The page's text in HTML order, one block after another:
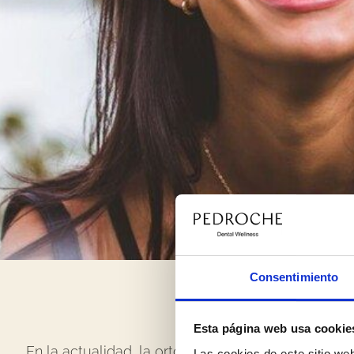
Consentimiento
Esta página web usa
Soluciones